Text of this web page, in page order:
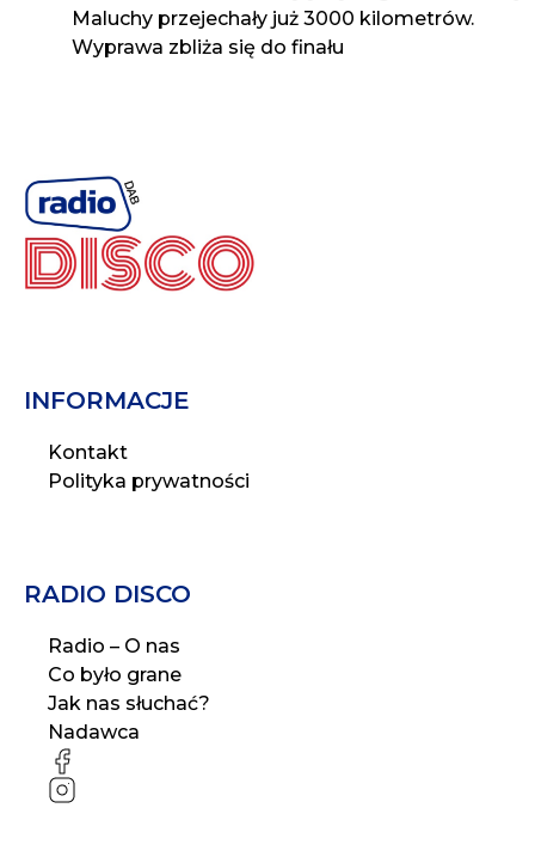
Maluchy przejechały już 3000 kilometrów.
Wyprawa zbliża się do finału
INFORMACJE
Kontakt
Polityka prywatności
RADIO DISCO
Radio – O nas
Co było grane
Jak nas słuchać?
Nadawca
FB
IG